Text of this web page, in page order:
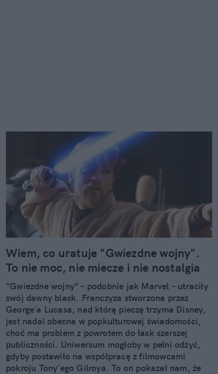
Wiem, co uratuje "Gwiezdne wojny".
To nie moc, nie miecze i nie nostalgia
"Gwiezdne wojny" – podobnie jak Marvel – utraciły
swój dawny blask. Franczyza stworzona przez
George'a Lucasa, nad którą pieczę trzyma Disney,
jest nadal obecna w popkulturowej świadomości,
choć ma problem z powrotem do łask szerszej
publiczności. Uniwersum mogłoby w pełni odżyć,
gdyby postawiło na współpracę z filmowcami
pokroju Tony'ego Gilroya. To on pokazał nam, że